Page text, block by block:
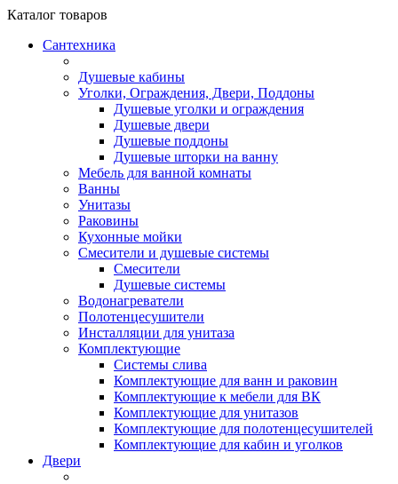
Каталог товаров
Сантехника
Душевые кабины
Уголки, Ограждения, Двери, Поддоны
Душевые уголки и ограждения
Душевые двери
Душевые поддоны
Душевые шторки на ванну
Мебель для ванной комнаты
Ванны
Унитазы
Раковины
Кухонные мойки
Смесители и душевые системы
Смесители
Душевые системы
Водонагреватели
Полотенцесушители
Инсталляции для унитаза
Комплектующие
Системы слива
Комплектующие для ванн и раковин
Комплектующие к мебели для ВК
Комплектующие для унитазов
Комплектующие для полотенцесушителей
Комплектующие для кабин и уголков
Двери